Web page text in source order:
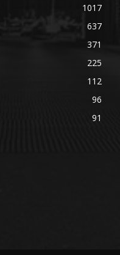
1017
637
371
225
112
96
91